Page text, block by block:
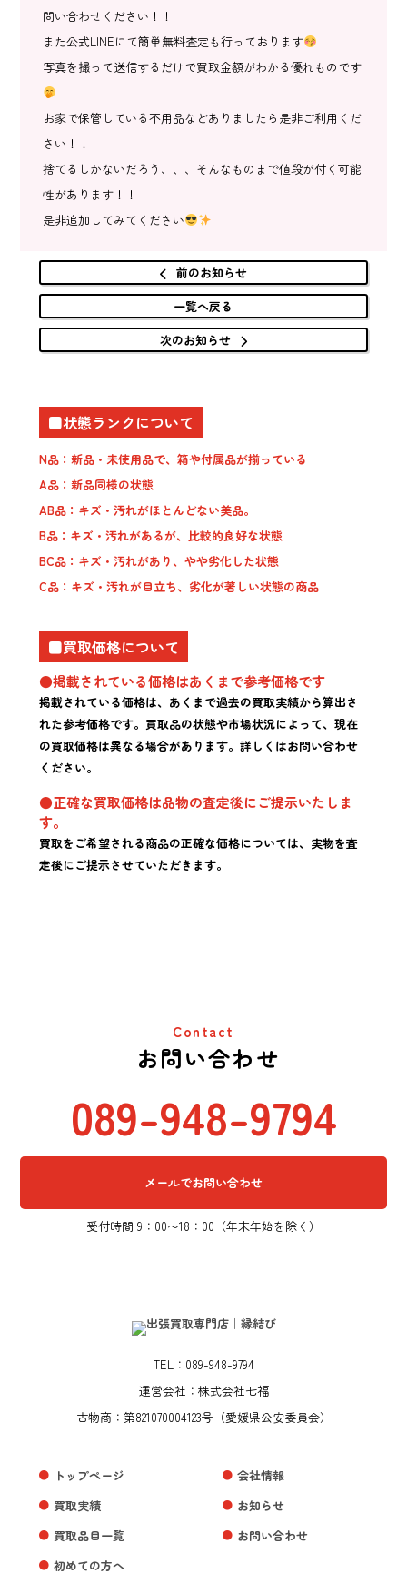
問い合わせください！！
また公式LINEにて簡単無料査定も行っております
写真を撮って送信するだけで買取金額がわかる優れものです
お家で保管している不用品などありましたら是非ご利用くだ
さい！！
捨てるしかないだろう、、、そんなものまで値段が付く可能
性があります！！
是非追加してみてください
前のお知らせ
一覧へ戻る
次のお知らせ
■状態ランクについて
N品：新品・未使用品で、箱や付属品が揃っている
A品：新品同様の状態
AB品：キズ・汚れがほとんどない美品。
B品：キズ・汚れがあるが、比較的良好な状態
BC品：キズ・汚れがあり、やや劣化した状態
C品：キズ・汚れが目立ち、劣化が著しい状態の商品
■買取価格について
●掲載されている価格はあくまで参考価格です
掲載されている価格は、あくまで過去の買取実績から算出さ
れた参考価格です。買取品の状態や市場状況によって、現在
の買取価格は異なる場合があります。詳しくはお問い合わせ
ください。
●正確な買取価格は品物の査定後にご提示いたしま
す。
買取をご希望される商品の正確な価格については、実物を査
定後にご提示させていただきます。
Contact
お問い合わせ
089-948-9794
メールでお問い合わせ
受付時間 9：00〜18：00（年末年始を除く）
TEL：089-948-9794
運営会社：株式会社七福
古物商：第821070004123号（愛媛県公安委員会）
トップページ
買取実績
買取品目一覧
初めての方へ
会社情報
お知らせ
お問い合わせ